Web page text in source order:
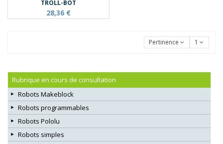
TROLL-BOT
28,36 €
Pertinence 1
Rubrique en cours de consultation
Robots Makeblock
Robots programmables
Robots Pololu
Robots simples